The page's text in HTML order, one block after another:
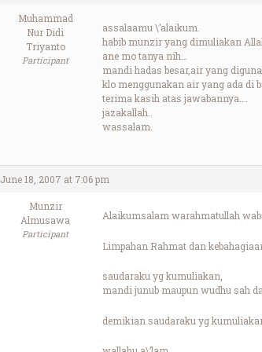
Muhammad
Nur Didi
Triyanto
Participant
assalaamu \’alaikum.
habib munzir yang dimuliakan
ane mo tanya nih…
mandi hadas besar,air yang
klo menggunakan air yang ada di
terima kasih atas jawabannya….
jazakallah..
wassalam.
June 18, 2007 at 7:06 pm
Munzir
Almusawa
Participant
Alaikumsalam warahmatullah
Limpahan Rahmat dan
saudaraku yg kumuliakan,
mandi junub maupun wudhu sah
demikian saudaraku yg